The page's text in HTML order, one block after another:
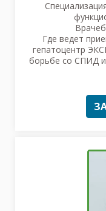
Где ведет
гепатоцентр
борьбе со СПИД